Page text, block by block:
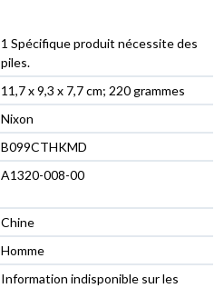
1 Spécifique produit nécessite des
piles.
11,7 x 9,3 x 7,7 cm; 220 grammes
Nixon
B099CTHKMD
A1320-008-00
Chine
Homme
Information indisponible sur les